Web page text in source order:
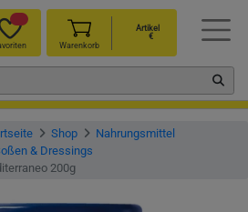
Warenkorb
Artikel
€
Shop
Nahrungsmittel
& Dressings
200g